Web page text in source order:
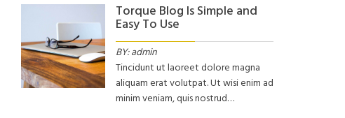
Torque Blog Is Simple and
Easy To Use
BY: admin
Tincidunt ut laoreet dolore magna
aliquam erat volutpat. Ut wisi enim ad
minim veniam, quis nostrud…